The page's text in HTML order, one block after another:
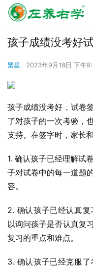
孩子成绩没考好
繁星 2023年9月18日 下午
孩子成绩没考好，试卷
了对孩子的一次考验，
支持。在签字时，家长
1. 确认孩子已经理解试
子对试卷中的每一道题
容。
2. 确认孩子已经认真
以询问孩子是否认真复
复习的重点和难点。
3. 确认孩子已经克服